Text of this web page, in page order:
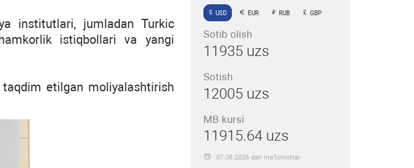
institutlari, jumladan Turkic
istiqbollari va yangi
etilgan moliyalashtirish
USD EUR RUB GBP
Sotib olish
11935 uzs
Sotish
12005 uzs
MB kursi
11915.64 uzs
07.08.2026 dan ma’lumotlar